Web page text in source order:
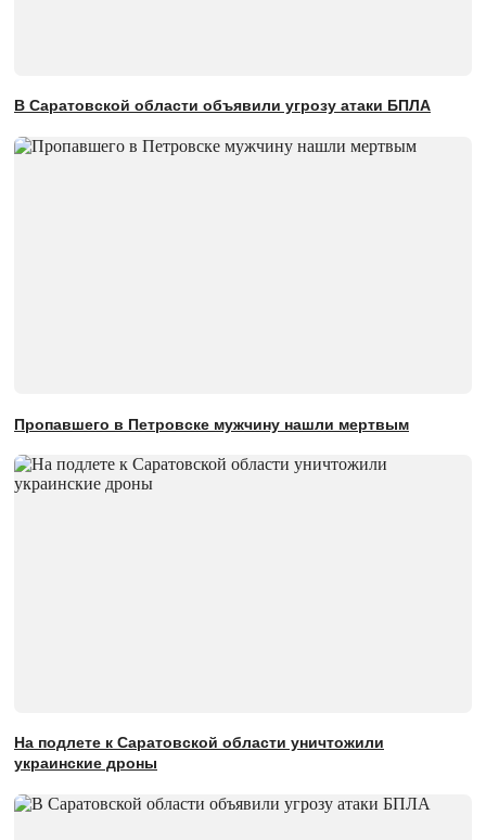
В Саратовской области объявили угрозу атаки БПЛА
Пропавшего в Петровске мужчину нашли мертвым
На подлете к Саратовской области уничтожили
украинские дроны